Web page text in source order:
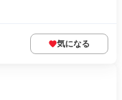
気になる